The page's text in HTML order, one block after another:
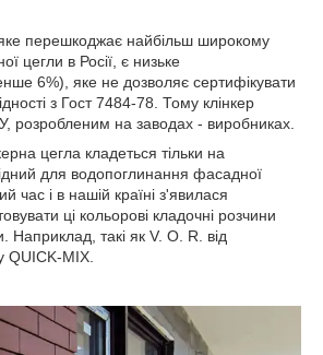
перешкоджає найбільш широкому
цегли в Росії, є низьке
6%), яке не дозволяє сертифікувати
з Гост 7484-78. Тому клінкер
розробленим на заводах - виробниках.
цегла кладеться тільки на
для водопоглинання фасадної
час і в нашій країні з'явилася
ці кольорові кладочні розчини
Наприклад, такі як V. O. R. від
QUICK-MIX.